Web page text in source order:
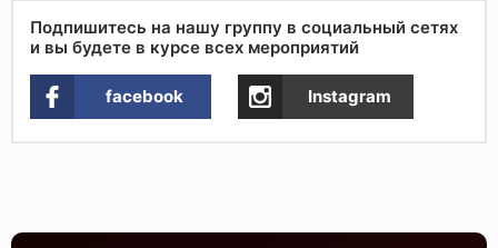
Подпишитесь на нашу группу в социальный сетях
и вы будете в курсе всех мероприятий
facebook Instagram